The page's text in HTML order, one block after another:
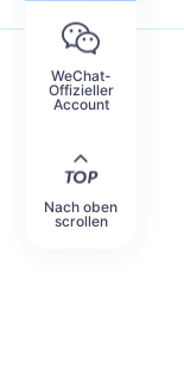
WeChat-
Offizieller
Account
Nach oben
scrollen